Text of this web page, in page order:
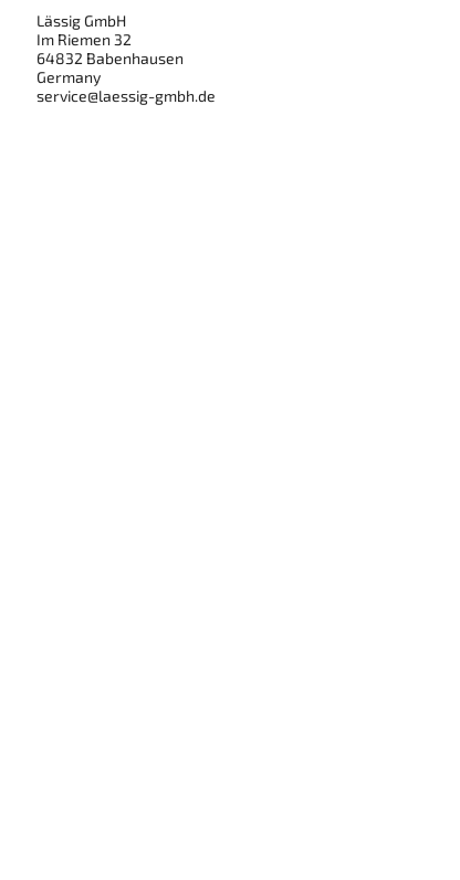
Lässig GmbH
Im Riemen 32
64832 Babenhausen
Germany
service@laessig-gmbh.de